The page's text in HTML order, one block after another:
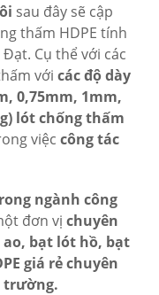
sau đây sẽ cập
thấm HDPE tính
Cụ thể với các
với các độ dày
0,75mm, 1mm,
lót chống thấm
việc công tác
ngành công
đơn vị chuyên
bạt lót hồ, bạt
giá rẻ chuyên
trường.